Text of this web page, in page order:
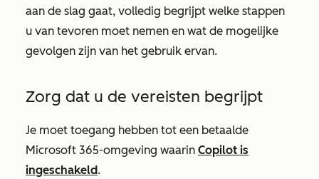
aan de slag gaat, volledig begrijpt welke stappen
u van tevoren moet nemen en wat de mogelijke
gevolgen zijn van het gebruik ervan.
Zorg dat u de vereisten begrijpt
Je moet toegang hebben tot een betaalde
Microsoft 365-omgeving waarin Copilot is
ingeschakeld.